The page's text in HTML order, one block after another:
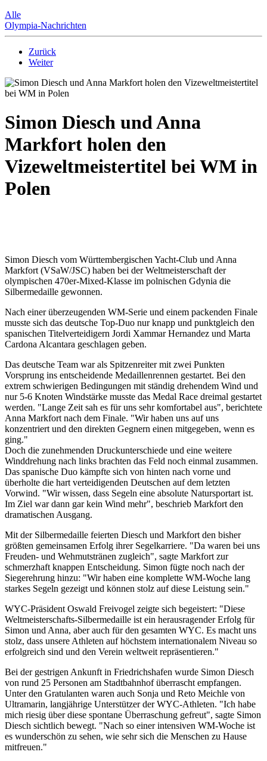
Alle
Olympia-Nachrichten
Zurück
Weiter
Simon Diesch und Anna
Markfort holen den
Vizeweltmeistertitel bei WM in
Polen
Simon Diesch vom Württembergischen Yacht-Club und Anna
Markfort (VSaW/JSC) haben bei der Weltmeisterschaft der
olympischen 470er-Mixed-Klasse im polnischen Gdynia die
Silbermedaille gewonnen.
Nach einer überzeugenden WM-Serie und einem packenden Finale
musste sich das deutsche Top-Duo nur knapp und punktgleich den
spanischen Titelverteidigern Jordi Xammar Hernandez und Marta
Cardona Alcantara geschlagen geben.
Das deutsche Team war als Spitzenreiter mit zwei Punkten
Vorsprung ins entscheidende Medaillenrennen gestartet. Bei den
extrem schwierigen Bedingungen mit ständig drehendem Wind und
nur 5-6 Knoten Windstärke musste das Medal Race dreimal gestartet
werden. "Lange Zeit sah es für uns sehr komfortabel aus", berichtete
Anna Markfort nach dem Finale. "Wir haben uns auf uns
konzentriert und den direkten Gegnern einen mitgegeben, wenn es
ging."
Doch die zunehmenden Druckunterschiede und eine weitere
Winddrehung nach links brachten das Feld noch einmal zusammen.
Das spanische Duo kämpfte sich von hinten nach vorne und
überholte die hart verteidigenden Deutschen auf dem letzten
Vorwind. "Wir wissen, dass Segeln eine absolute Natursportart ist.
Im Ziel war dann gar kein Wind mehr", beschrieb Markfort den
dramatischen Ausgang.
Mit der Silbermedaille feierten Diesch und Markfort den bisher
größten gemeinsamen Erfolg ihrer Segelkarriere. "Da waren bei uns
Freuden- und Wehmutstränen zugleich", sagte Markfort zur
schmerzhaft knappen Entscheidung. Simon fügte noch nach der
Siegerehrung hinzu: "Wir haben eine komplette WM-Woche lang
starkes Segeln gezeigt und können stolz auf diese Leistung sein."
WYC-Präsident Oswald Freivogel zeigte sich begeistert: "Diese
Weltmeisterschafts-Silbermedaille ist ein herausragender Erfolg für
Simon und Anna, aber auch für den gesamten WYC. Es macht uns
stolz, dass unsere Athleten auf höchstem internationalem Niveau so
erfolgreich sind und den Verein weltweit repräsentieren."
Bei der gestrigen Ankunft in Friedrichshafen wurde Simon Diesch
von rund 25 Personen am Stadtbahnhof überrascht empfangen.
Unter den Gratulanten waren auch Sonja und Reto Meichle von
Ultramarin, langjährige Unterstützer der WYC-Athleten. "Ich habe
mich riesig über diese spontane Überraschung gefreut", sagte Simon
Diesch sichtlich bewegt. "Nach so einer intensiven WM-Woche ist
es wunderschön zu sehen, wie sehr sich die Menschen zu Hause
mitfreuen."